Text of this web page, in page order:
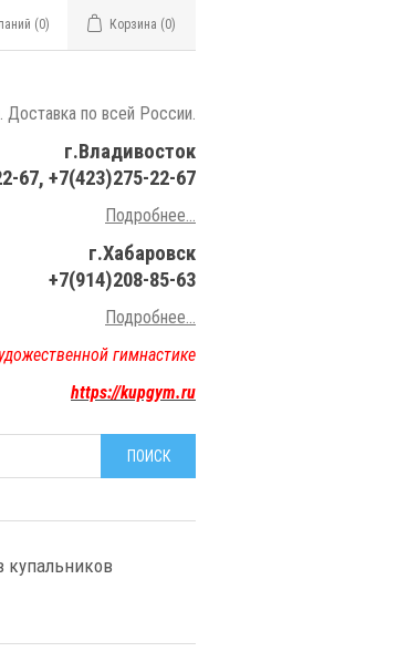
(0) Корзина (0)
Доставка по всей России.
г.Владивосток
67, +7(423)275-22-67
Подробнее...
г.Хабаровск
+7(914)208-85-63
Подробнее...
гимнастике
https://kupgym.ru
купальников